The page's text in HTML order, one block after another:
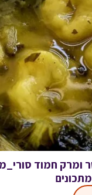
ומרק חמוד